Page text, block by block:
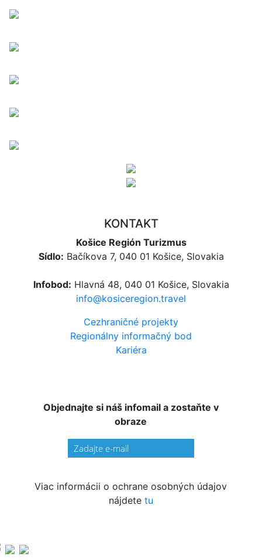
KONTAKT
Košice Región Turizmus
Sídlo: Bačíkova 7, 040 01 Košice, Slovakia
Infobod: Hlavná 48, 040 01 Košice, Slovakia
info@kosiceregion.travel
Cezhraničné projekty
Regionálny informačný bod
Kariéra
Objednajte si náš infomail a zostaňte v
obraze
Viac informácii o ochrane osobných údajov
nájdete tu